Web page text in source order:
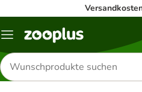
Menü
Produkte
suchen